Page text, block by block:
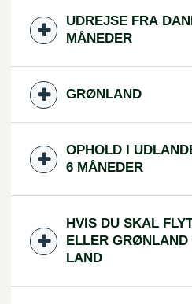
UDREJSE FRA
MÅNEDER
GRØNLAND
OPHOLD I
6 MÅNEDER
HVIS DU SKAL
ELLER GRØNLAND
LAND